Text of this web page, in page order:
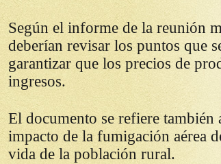
Según el informe de la reunión
deberían revisar los puntos que
garantizar que los precios de
ingresos.
El documento se refiere también
impacto de la fumigación aérea
vida de la población rural.